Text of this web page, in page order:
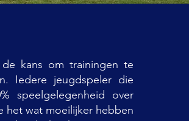
kans om trainingen te
Iedere jeugdspeler die
speelgelegenheid over
het wat moeilijker hebben